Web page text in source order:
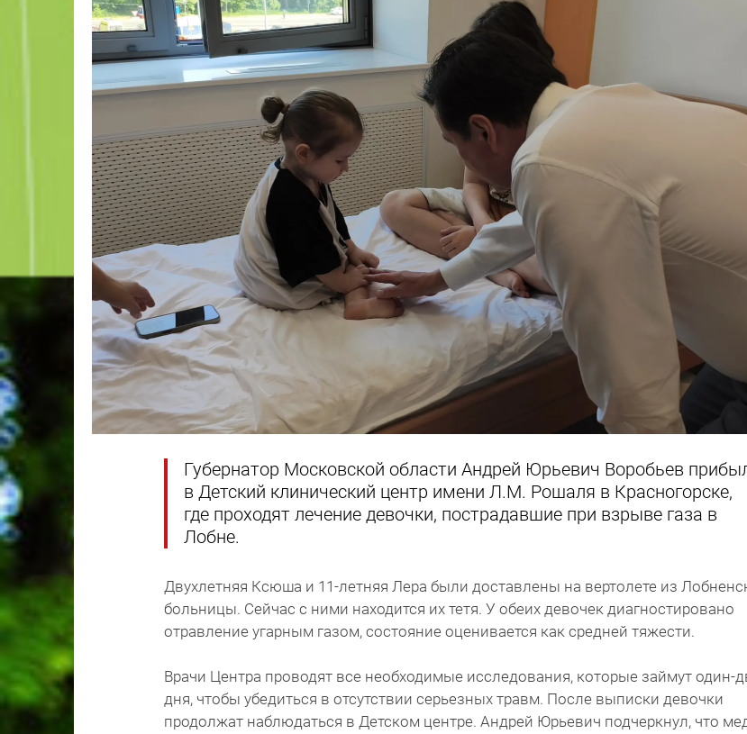
Губернатор Московской области Андрей Юрьевич Воробьев
в Детский клинический центр имени Л.М. Рошаля в Красногорске,
где проходят лечение девочки, пострадавшие при взрыве газа в
Лобне.
Двухлетняя Ксюша и 11-летняя Лера были доставлены на вертолете из
больницы. Сейчас с ними находится их тетя. У обеих девочек диагностировано
отравление угарным газом, состояние оценивается как средней тяжести.
Врачи Центра проводят все необходимые исследования, которые займут один-
дня, чтобы убедиться в отсутствии серьезных травм. После выписки девочки
продолжат наблюдаться в Детском центре. Андрей Юрьевич подчеркнул, что